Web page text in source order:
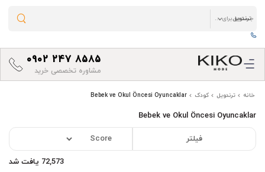
0902 247 8585
مشاوره تخصصی خرید
خانه ترندویل کودک Bebek ve Okul Öncesi Oyuncaklar
Bebek ve Okul Öncesi Oyuncaklar
فیلتر
72,573 یافت شد